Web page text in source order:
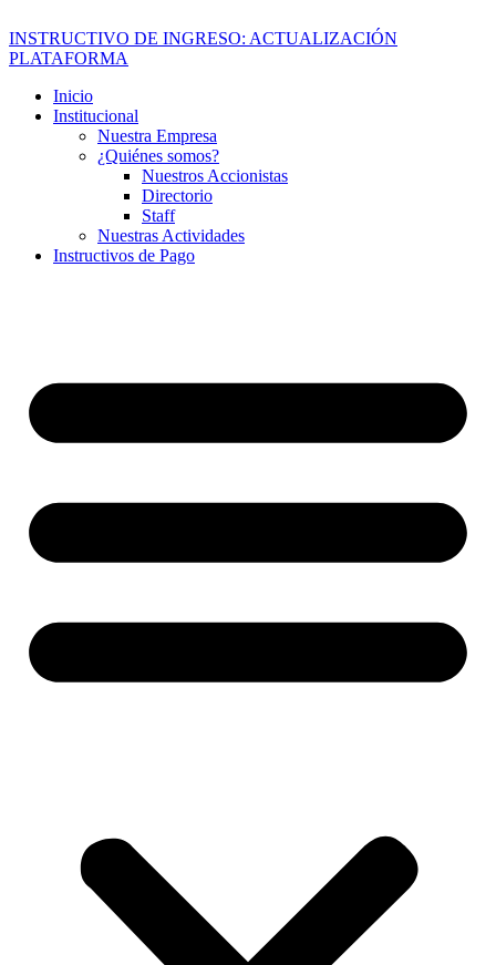
INSTRUCTIVO DE INGRESO: ACTUALIZACIÓN
PLATAFORMA
Inicio
Institucional
Nuestra Empresa
¿Quiénes somos?
Nuestros Accionistas
Directorio
Staff
Nuestras Actividades
Instructivos de Pago